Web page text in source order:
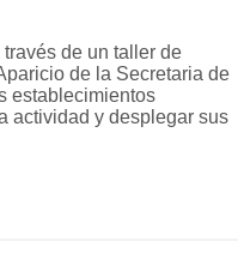
de un taller de
de la Secretaria de
establecimientos
actividad y desplegar sus